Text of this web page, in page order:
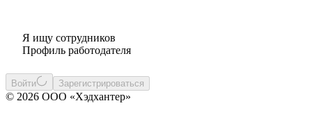
Я ищу сотрудников
Профиль работодателя
Войти Зарегистрироваться
© 2026 ООО «Хэдхантер»